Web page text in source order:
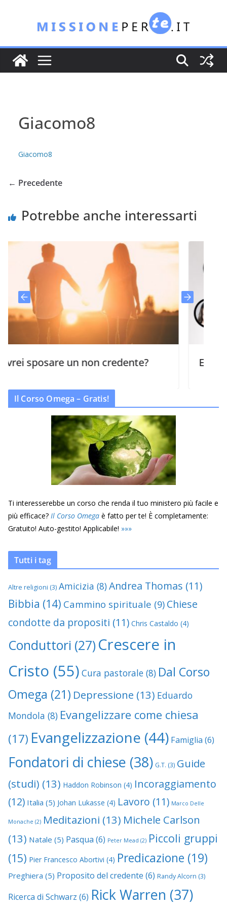
contenuto
Giacomo8
Giacomo8
← Precedente
Potrebbe anche interessarti
un non credente?
Il Corso Omega – Gratis!
Ti interesserebbe un corso che renda il tuo ministero più facile e
più efficace? Il Corso Omega è fatto per te! È completamente:
Gratuito! Auto-gestito! Applicabile! »»»
Tutti i tag
Altre religioni (3) Amicizia (8)Andrea Thomas (11)
Bibbia (14) Cammino spirituale (9) Chiese
condotte da propositi (11) Chris Castaldo (4)
Conduttori (27) Crescere in
Cristo (55) Cura pastorale (8) Dal Corso
Omega (21) Depressione (13) Eduardo
Mondola (8) Evangelizzare come chiesa
(17) Evangelizzazione (44) Famiglia (6)
Fondatori di chiese (38) G.T. (3) Guide
(studi) (13) Haddon Robinson (4) Incoraggiamento
(12) Italia (5) Johan Lukasse (4) Lavoro (11) Marco Delle
Monache (2) Meditazioni (13) Michele Carlson
(13) Natale (5) Pasqua (6) Peter Mead (2) Piccoli gruppi
(15) Pier Francesco Abortivi (4) Predicazione (19)
Preghiera (5) Proposito del credente (6) Randy Alcorn (3)
Ricerca di Schwarz (6) Rick Warren (37)